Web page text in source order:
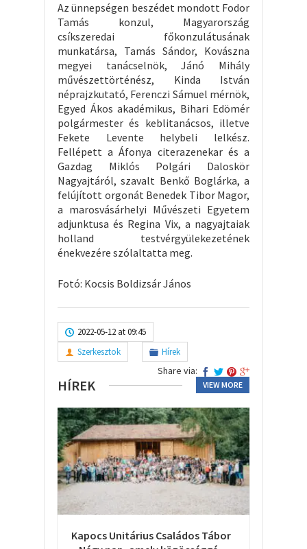
Az ünnepségen beszédet mondott Fodor
Tamás konzul, Magyarország
csíkszeredai főkonzulátusának
munkatársa, Tamás Sándor, Kovászna
megyei tanácselnök, Jánó Mihály
művészettörténész, Kinda István
néprajzkutató, Ferenczi Sámuel mérnök,
Egyed Ákos akadémikus, Bihari Edömér
polgármester és keblitanácsos, illetve
Fekete Levente helybeli lelkész.
Fellépett a Áfonya citerazenekar és a
Gazdag Miklós Polgári Daloskör
Nagyajtáról, szavalt Benkő Boglárka, a
felújított orgonát Benedek Tibor Magor,
a marosvásárhelyi Művészeti Egyetem
adjunktusa és Regina Vix, a nagyajtaiak
holland testvérgyülekezetének
énekvezére szólaltatta meg.
Fotó: Kocsis Boldizsár János
2022-05-12 at 09:45
Szerkesztok
Hírek
Share via:
HÍREK VIEW MORE
Kapocs Unitárius Családos Tábor